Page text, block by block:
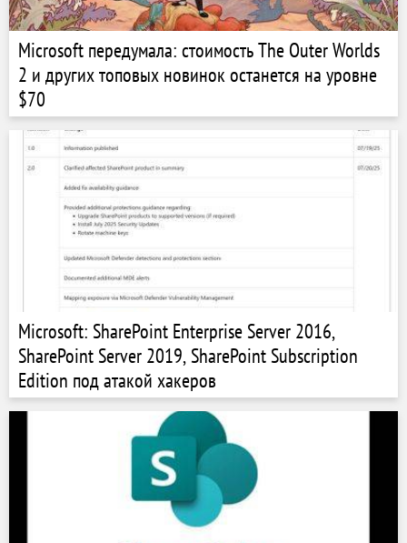
Microsoft передумала: стоимость The Outer Worlds
2 и других топовых новинок останется на уровне
$70
Microsoft: SharePoint Enterprise Server 2016,
SharePoint Server 2019, SharePoint Subscription
Edition под атакой хакеров